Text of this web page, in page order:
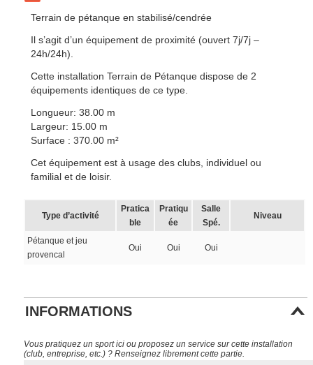
Terrain de pétanque en stabilisé/cendrée
Il s’agit d’un équipement de proximité (ouvert 7j/7j –
24h/24h).
Cette installation Terrain de Pétanque dispose de 2
équipements identiques de ce type.
Longueur: 38.00 m
Largeur: 15.00 m
Surface : 370.00 m²
Cet équipement est à usage des clubs, individuel ou
familial et de loisir.
Type d’activité
Pratica
ble
Pratiqu
ée
Salle
Spé.
Niveau
Pétanque et jeu
provencal
Oui Oui Oui
INFORMATIONS
Vous pratiquez un sport ici ou proposez un service sur cette installation
(club, entreprise, etc.) ? Renseignez librement cette partie.